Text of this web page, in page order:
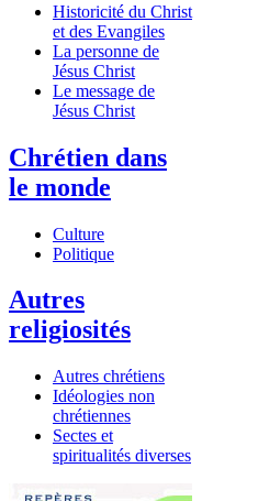
Historicité du Christ
et des Evangiles
La personne de
Jésus Christ
Le message de
Jésus Christ
Chrétien dans
le monde
Culture
Politique
Autres
religiosités
Autres chrétiens
Idéologies non
chrétiennes
Sectes et
spiritualités diverses